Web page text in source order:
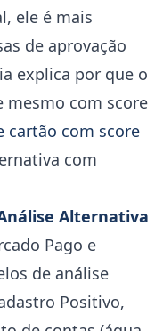
ele é mais
de aprovação
explica por que o
mesmo com score
cartão com score
com
Alternativa
Pago e
de análise
Positivo,